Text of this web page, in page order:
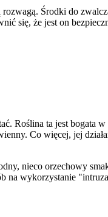
Środki do
się, że jest on
Roślina ta jest
Co więcej, jej
nieco orzechowy
wykorzystanie